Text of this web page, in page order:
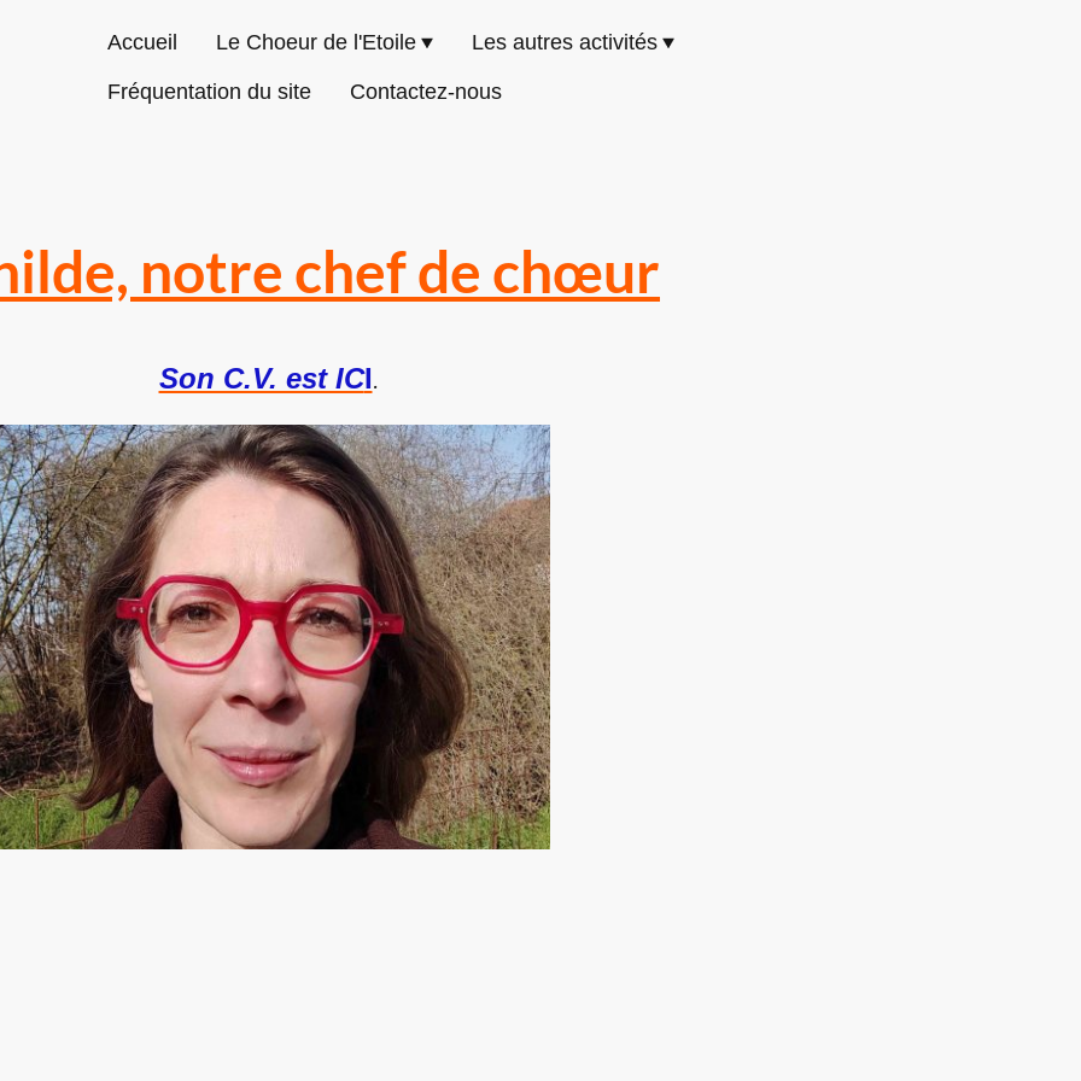
Accueil Le Choeur de l'Etoile Les autres activités
Fréquentation du site Contactez-nous
notre chef de chœur
Son C.V. est ICI.